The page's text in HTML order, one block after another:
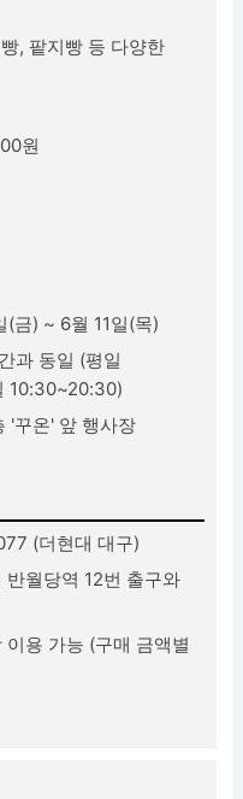
, 팥지빵 등 다양한
원
금) ~ 6월 11일(목)
과 동일 (평일
10:30~20:30)
'꾸온' 앞 행사장
(더현대 대구)
반월당역 12번 출구와
용 가능 (구매 금액별